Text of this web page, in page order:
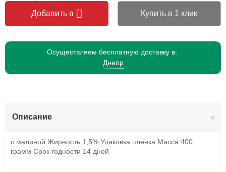
Добавить в Купить в 1 клик
Осуществляем бесплатную доставку в:
Днепр
Описание
с малиной Жирность 1,5% Упаковка пленка Масса 400
грамм Срок годности 14 дней